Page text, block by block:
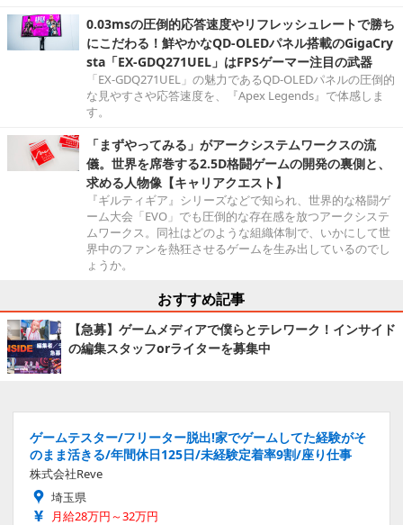
0.03msの圧倒的応答速度やリフレッシュレートで勝ち
にこだわる！鮮やかなQD-OLEDパネル搭載のGigaCry
sta「EX-GDQ271UEL」はFPSゲーマー注目の武器
「EX-GDQ271UEL」の魅力であるQD-OLEDパネルの圧倒的
な見やすさや応答速度を、『Apex Legends』で体感しま
す。
「まずやってみる」がアークシステムワークスの流
儀。世界を席巻する2.5D格闘ゲームの開発の裏側と、
求める人物像【キャリアクエスト】
『ギルティギア』シリーズなどで知られ、世界的な格闘ゲ
ーム大会「EVO」でも圧倒的な存在感を放つアークシステ
ムワークス。同社はどのような組織体制で、いかにして世
界中のファンを熱狂させるゲームを生み出しているのでし
ょうか。
おすすめ記事
【急募】ゲームメディアで僕らとテレワーク！インサイド
の編集スタッフorライターを募集中
ゲームテスター/フリーター脱出!家でゲームしてた経験がそ
のまま活きる/年間休日125日/未経験定着率9割/座り仕事
株式会社Reve
埼玉県
月給28万円～32万円